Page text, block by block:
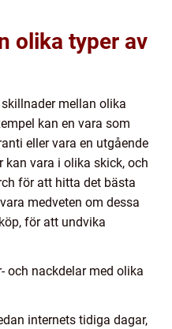
olika typer av
mellan olika
kan en vara som
eller vara en utgående
kan vara i olika skick, och
för att hitta det bästa
medveten om dessa
för att undvika
och nackdelar med olika
internets tidiga dagar,